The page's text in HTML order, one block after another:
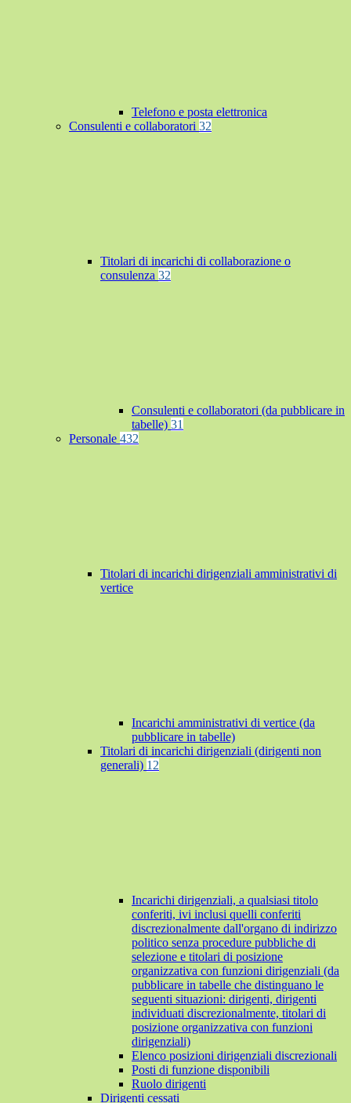
Telefono e posta elettronica
Consulenti e collaboratori 32
Titolari di incarichi di collaborazione o
consulenza 32
Consulenti e collaboratori (da pubblicare in
tabelle) 31
Personale 432
Titolari di incarichi dirigenziali amministrativi di
vertice
Incarichi amministrativi di vertice (da
pubblicare in tabelle)
Titolari di incarichi dirigenziali (dirigenti non
generali) 12
Incarichi dirigenziali, a qualsiasi titolo
conferiti, ivi inclusi quelli conferiti
discrezionalmente dall'organo di indirizzo
politico senza procedure pubbliche di
selezione e titolari di posizione
organizzativa con funzioni dirigenziali (da
pubblicare in tabelle che distinguano le
seguenti situazioni: dirigenti, dirigenti
individuati discrezionalmente, titolari di
posizione organizzativa con funzioni
dirigenziali)
Elenco posizioni dirigenziali discrezionali
Posti di funzione disponibili
Ruolo dirigenti
Dirigenti cessati